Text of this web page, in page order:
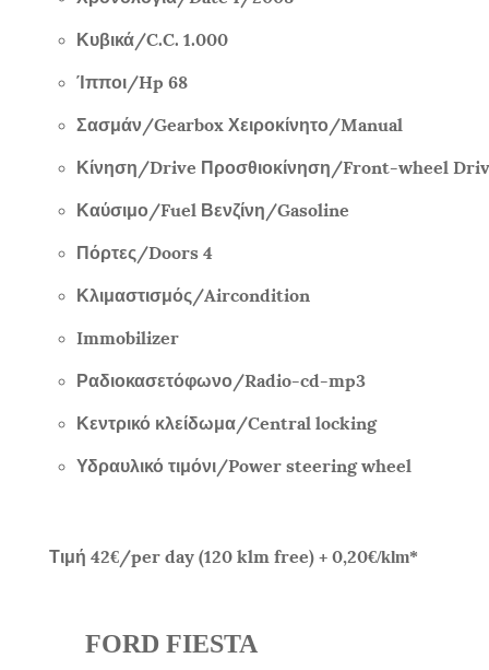
Κυβικά/C.C. 1.000
Ίπποι/Hp 68
Σασμάν/GearboxΧειροκίνητο/Manual
Κίνηση/Drive Προσθιοκίνηση/Front-wheel
Καύσιμο/Fuel Βενζίνη/Gasoline
Πόρτες/Doors 4
Κλιμαστισμός/Aircondition
Immobilizer
Ραδιοκασετόφωνο/Radio-cd-mp3
Κεντρικό κλείδωμα/Central locking
Υδραυλικό τιμόνι/Power steering wheel
Τιμή 42€/per day (120 klm free) + 0,20€/klm*
FORD FIESTA